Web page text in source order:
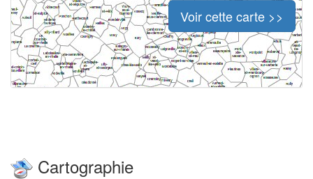
Voir cette carte >>
Cartographie